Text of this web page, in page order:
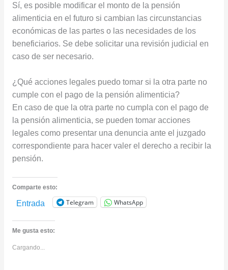
Sí, es posible modificar el monto de la pensión
alimenticia en el futuro si cambian las circunstancias
económicas de las partes o las necesidades de los
beneficiarios. Se debe solicitar una revisión judicial en
caso de ser necesario.
¿Qué acciones legales puedo tomar si la otra parte no
cumple con el pago de la pensión alimenticia?
En caso de que la otra parte no cumpla con el pago de
la pensión alimenticia, se pueden tomar acciones
legales como presentar una denuncia ante el juzgado
correspondiente para hacer valer el derecho a recibir la
pensión.
Comparte esto:
Entrada Telegram WhatsApp
Me gusta esto:
Cargando...